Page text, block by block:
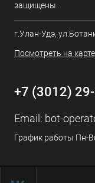
защищены.
г.Улан-Удэ,
Посмотреть на карте
+7 (3012)
Email: bot-
График работы Пн-